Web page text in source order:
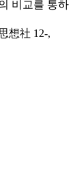
비교를 통하
想社 12-,